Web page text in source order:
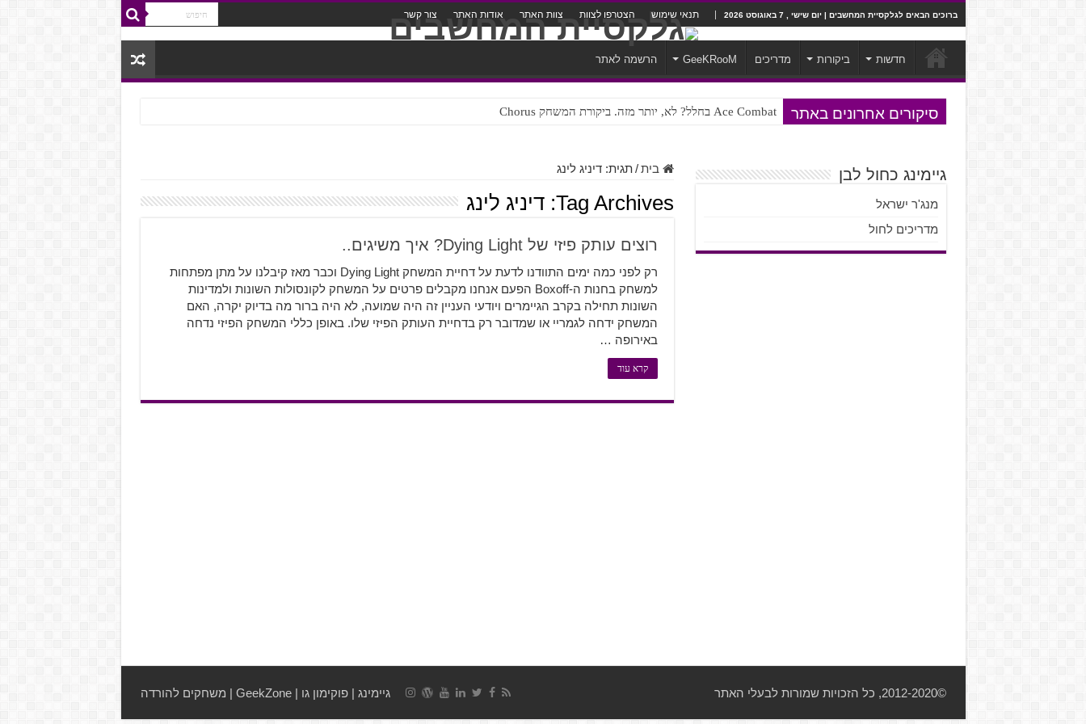
ברוכים הבאים לגלקסיית המחשבים | יום שישי , 7 באוגוסט 2026 תנאי שימוש הצטרפו לצוות צוות האתר אודות האתר צור קשר
חדשות ביקורות מדריכים GeeKRooM הרשמה לאתר
סיקורים אחרונים באתר Ace Combat בחלל? לא, יותר מזה. ביקורת המשחק Chorus
Steven Universe והשירים שתורגמו בצורה נוראית לעברית
בית / תגית:דיניג לינג
Tag Archives: דיניג לינג
רוצים עותק פיזי של Dying Light? איך משיגים..
רק לפני כמה ימים התוודנו לדעת על דחיית המשחק Dying Light וכבר מאז קיבלנו על מתן מפתחות
למשחק בחנות ה-Boxoff הפעם אנחנו מקבלים פרטים על המשחק לקונסולות השונות ולמדינות
השונות תחילה בקרב הגיימרים ויודעי העניין זה היה שמועה, לא היה ברור מה בדיוק יקרה, האם
המשחק ידחה לגמריי או שמדובר רק בדחיית העותק הפיזי שלו. באופן כללי המשחק הפיזי נדחה
באירופה …
קרא עוד
גיימינג כחול לבן
מנג'ר ישראל
מדריכים לחול
גיימינג |פוקימון גו |
GeekZone
| משחקים להורדה ©2012-2020, כל הזכויות שמורות לבעלי האתר